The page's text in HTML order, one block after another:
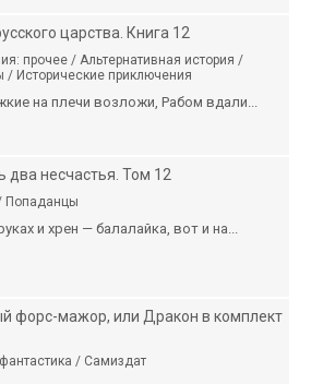
царства. Книга 12
прочее / Альтернативная история /
/ Исторические приключения
на плечи возложи, Рабом вдали...
два несчастья. Том 12
Попаданцы
и хрен — балалайка, вот и на...
форс-мажор, или Дракон в комплект
/ Самиздат